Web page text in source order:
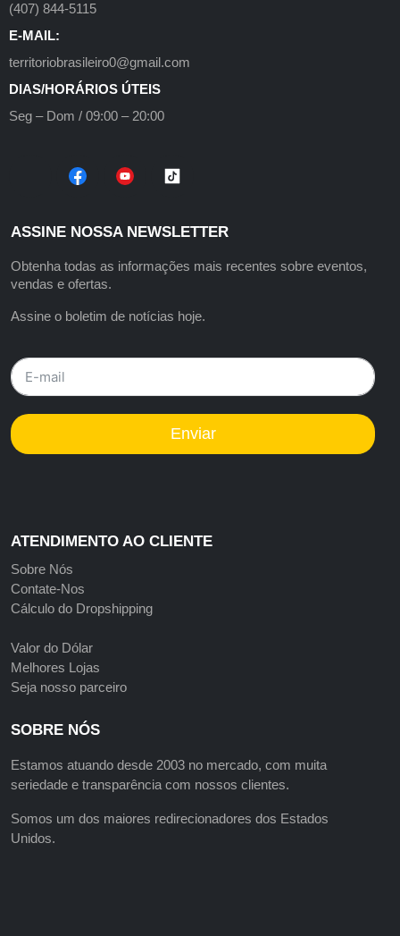
(407) 844-5115
E-MAIL:
territoriobrasileiro0@gmail.com
DIAS/HORÁRIOS ÚTEIS
Seg – Dom / 09:00 – 20:00
ASSINE NOSSA NEWSLETTER
Obtenha todas as informações mais recentes sobre eventos,
vendas e ofertas.
Assine o boletim de notícias hoje.
Enviar
ATENDIMENTO AO CLIENTE
Sobre Nós
Contate-Nos
Cálculo do Dropshipping
Valor do Dólar
Melhores Lojas
Seja nosso parceiro
SOBRE NÓS
Estamos atuando desde 2003 no mercado, com muita
seriedade e transparência com nossos clientes.
Somos um dos maiores redirecionadores dos Estados
Unidos.